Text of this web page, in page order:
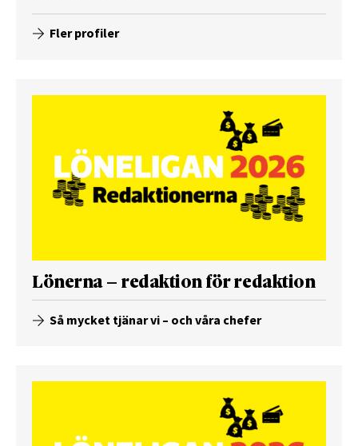
Fler profiler
Lönerna – redaktion för redaktion
Så mycket tjänar vi – och våra chefer